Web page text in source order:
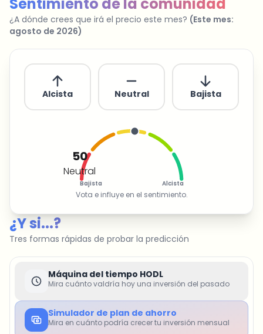
¿A dónde crees que irá el precio este mes? (Este mes:
agosto de 2026)
Alcista Neutral Bajista
50
Neutral
Bajista Alcista
Vota e influye en el sentimiento.
¿Y si...?
Tres formas rápidas de probar la predicción
Máquina del tiempo HODL
Mira cuánto valdría hoy una inversión del pasado
Simulador de plan de ahorro
Mira en cuánto podría crecer tu inversión mensual